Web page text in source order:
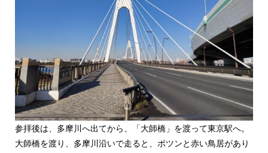
参拝後は、多摩川へ出てから、「大師橋」を渡って東京駅へ。
大師橋を渡り、多摩川沿いで走ると、ポツンと赤い鳥居があり